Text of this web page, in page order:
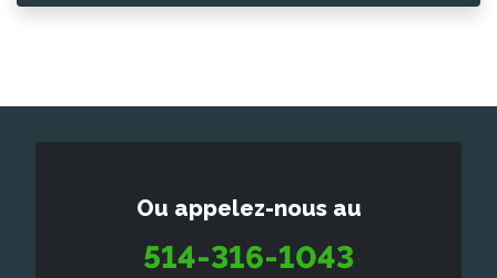
Ou appelez-nous au
514-316-1043